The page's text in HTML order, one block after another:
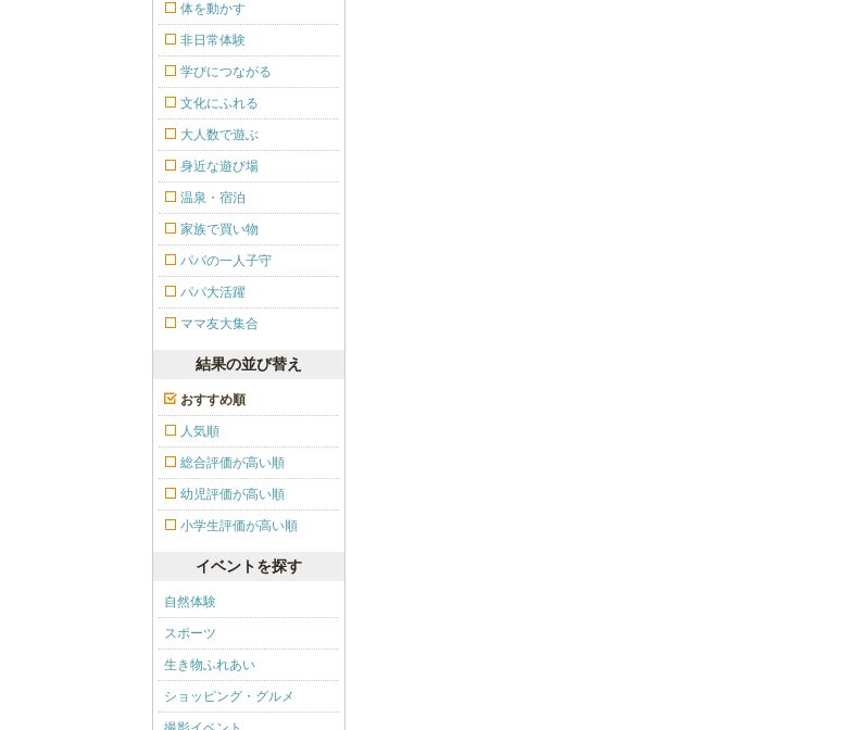
体を動かす
非日常体験
学びにつながる
文化にふれる
大人数で遊ぶ
身近な遊び場
温泉・宿泊
家族で買い物
パパの一人子守
パパ大活躍
ママ友大集合
結果の並び替え
おすすめ順
人気順
総合評価が高い順
幼児評価が高い順
小学生評価が高い順
イベントを探す
自然体験
スポーツ
生き物ふれあい
ショッピング・グルメ